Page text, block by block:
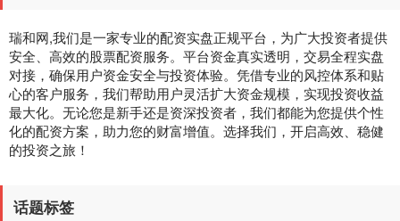
瑞和网,我们是一家专业的配资实盘正规平台，为广大投资者提供
安全、高效的股票配资服务。平台资金真实透明，交易全程实盘
对接，确保用户资金安全与投资体验。凭借专业的风控体系和贴
心的客户服务，我们帮助用户灵活扩大资金规模，实现投资收益
最大化。无论您是新手还是资深投资者，我们都能为您提供个性
化的配资方案，助力您的财富增值。选择我们，开启高效、稳健
的投资之旅！
话题标签